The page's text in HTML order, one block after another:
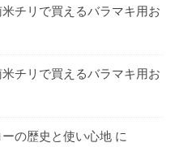
チリで買えるバラマキ用お
チリで買えるバラマキ用お
の歴史と使い心地 に